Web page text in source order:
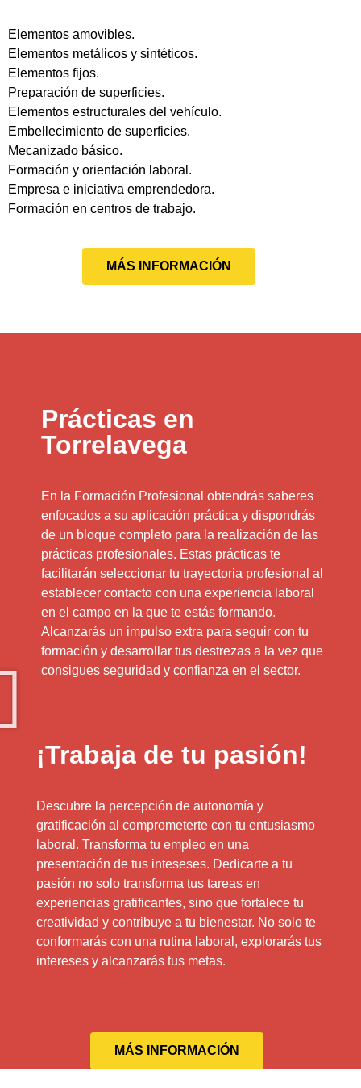
Elementos amovibles.
Elementos metálicos y sintéticos.
Elementos fijos.
Preparación de superficies.
Elementos estructurales del vehículo.
Embellecimiento de superficies.
Mecanizado básico.
Formación y orientación laboral.
Empresa e iniciativa emprendedora.
Formación en centros de trabajo.
MÁS INFORMACIÓN
Prácticas en
Torrelavega
En la Formación Profesional obtendrás saberes
enfocados a su aplicación práctica y dispondrás
de un bloque completo para la realización de las
prácticas profesionales. Estas prácticas te
facilitarán seleccionar tu trayectoria profesional al
establecer contacto con una experiencia laboral
en el campo en la que te estás formando.
Alcanzarás un impulso extra para seguir con tu
formación y desarrollar tus destrezas a la vez que
consigues seguridad y confianza en el sector.
¡Trabaja de tu pasión!
Descubre la percepción de autonomía y
gratificación al comprometerte con tu entusiasmo
laboral. Transforma tu empleo en una
presentación de tus inteseses. Dedicarte a tu
pasión no solo transforma tus tareas en
experiencias gratificantes, sino que fortalece tu
creatividad y contribuye a tu bienestar. No solo te
conformarás con una rutina laboral, explorarás tus
intereses y alcanzarás tus metas.
MÁS INFORMACIÓN